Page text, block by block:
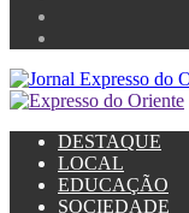
DESTAQUE
LOCAL
EDUCAÇÃO
SOCIEDADE